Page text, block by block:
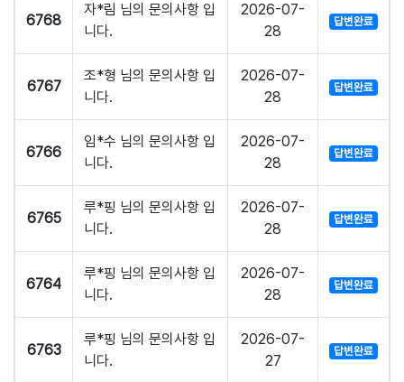
6768
자*림 님의 문의사항 입
니다.
2026-07-
28
답변완료
6767
조*형 님의 문의사항 입
니다.
2026-07-
28
답변완료
6766
임*수 님의 문의사항 입
니다.
2026-07-
28
답변완료
6765
루*핑 님의 문의사항 입
니다.
2026-07-
28
답변완료
6764
루*핑 님의 문의사항 입
니다.
2026-07-
28
답변완료
6763
루*핑 님의 문의사항 입
니다.
2026-07-
27
답변완료